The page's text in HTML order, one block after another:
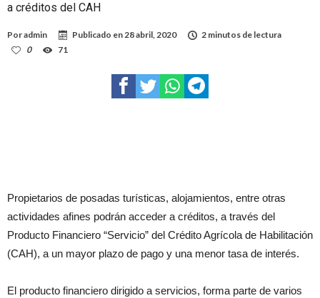
a créditos del CAH
Poradmin Publicado en28 abril, 2020
2 minutos de lectura
0
71
Propietarios de posadas turísticas, alojamientos, entre otras
actividades afines podrán acceder a créditos, a través del
Producto Financiero “Servicio” del Crédito Agrícola de Habilitación
(CAH), a un mayor plazo de pago y una menor tasa de interés.
El producto financiero dirigido a servicios, forma parte de varios